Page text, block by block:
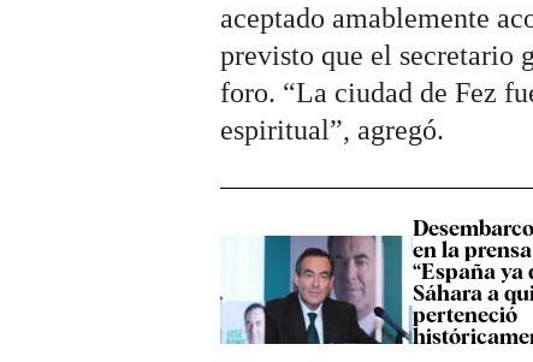
aceptado amablemente
previsto que el secretario
foro. “La ciudad de Fez
espiritual”, agregó.
en la
“España ya
Sáhara a
perteneció